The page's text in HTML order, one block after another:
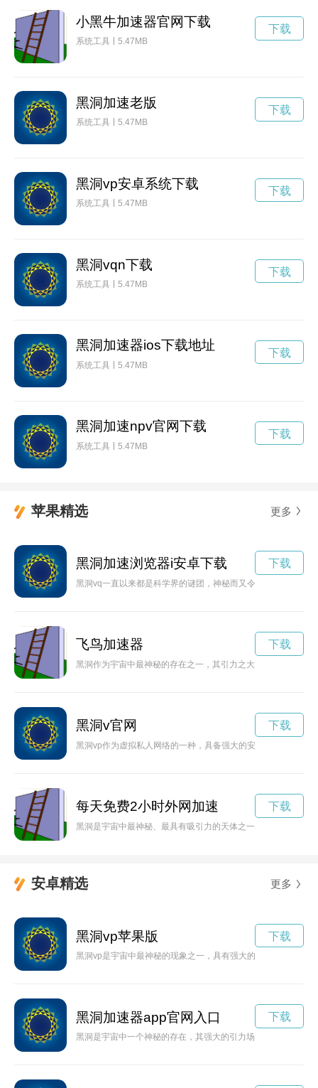
小黑牛加速器官网下载
系统工具 5.47MB
下载
黑洞加速老版
系统工具 5.47MB
下载
黑洞vp安卓系统下载
系统工具 5.47MB
下载
黑洞vqn下载
系统工具 5.47MB
下载
黑洞加速器ios下载地址
系统工具 5.47MB
下载
黑洞加速npv官网下载
系统工具 5.47MB
下载
苹果精选 更多
黑洞加速浏览器i安卓下载
黑洞vq一直以来都是科学界的谜团，神秘而又令人着迷。本文
下载
飞鸟加速器
黑洞作为宇宙中最神秘的存在之一，其引力之大无法想象。科
下载
黑洞v官网
黑洞vp作为虚拟私人网络的一种，具备强大的安全保障和数据
下载
每天免费2小时外网加速
黑洞是宇宙中最神秘、最具有吸引力的天体之一，而黑洞加速
下载
安卓精选 更多
黑洞vp苹果版
黑洞vp是宇宙中最神秘的现象之一，具有强大的引力和奇特的
下载
黑洞加速器app官网入口
黑洞是宇宙中一个神秘的存在，其强大的引力场能够引入任何
下载